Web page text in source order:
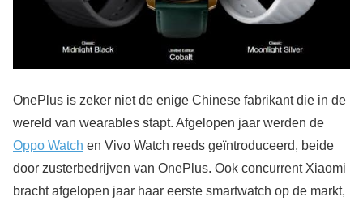
OnePlus is zeker niet de enige Chinese fabrikant die in de
wereld van wearables stapt. Afgelopen jaar werden de
Oppo Watch en Vivo Watch reeds geïntroduceerd, beide
door zusterbedrijven van OnePlus. Ook concurrent Xiaomi
bracht afgelopen jaar haar eerste smartwatch op de markt,